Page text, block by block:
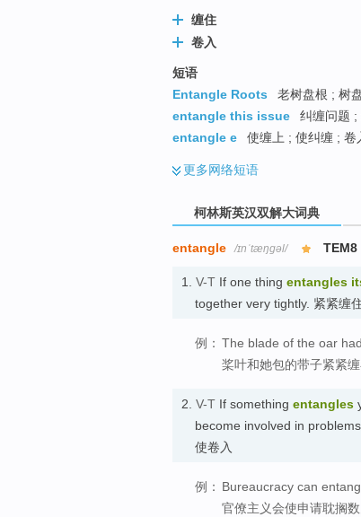
缠住
卷入
短语
Entangle Roots
老树盘根 ; 树
entangle this issue
纠缠问题 ;
entangle e
使缠上 ; 使纠缠 ; 卷
更多网络短语
柯林斯英汉双解大词典
entangle /ɪnˈtæŋɡəl/ TEM8
1. V-T If one thing entangles
together very tightly. 紧紧缠
例： The blade of the oar
桨叶和她包的带子紧紧缠
2. V-T If something entangles
become involved in
使卷入
例： Bureaucracy can
官僚主义会使申请耽搁数